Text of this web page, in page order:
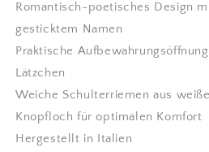
Romantisch-poetisches Design
gesticktem Namen
Praktische
Lätzchen
Weiche Schulterriemen aus
Knopfloch für optimalen Komfort
Hergestellt in Italien